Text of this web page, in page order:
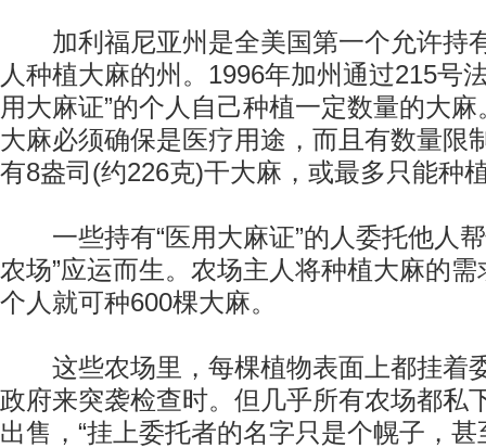
加利福尼亚州是全美国第一个允许持有
人种植大麻的州。1996年加州通过215号
用大麻证”的个人自己种植一定数量的大
大麻必须确保是医疗用途，而且有数量限
有8盎司(约226克)干大麻，或最多只能种
一些持有“医用大麻证”的人委托他人帮
农场”应运而生。农场主人将种植大麻的
个人就可种600棵大麻。
这些农场里，每棵植物表面上都挂着
政府来突袭检查时。但几乎所有农场都私
出售，“挂上委托者的名字只是个幌子，